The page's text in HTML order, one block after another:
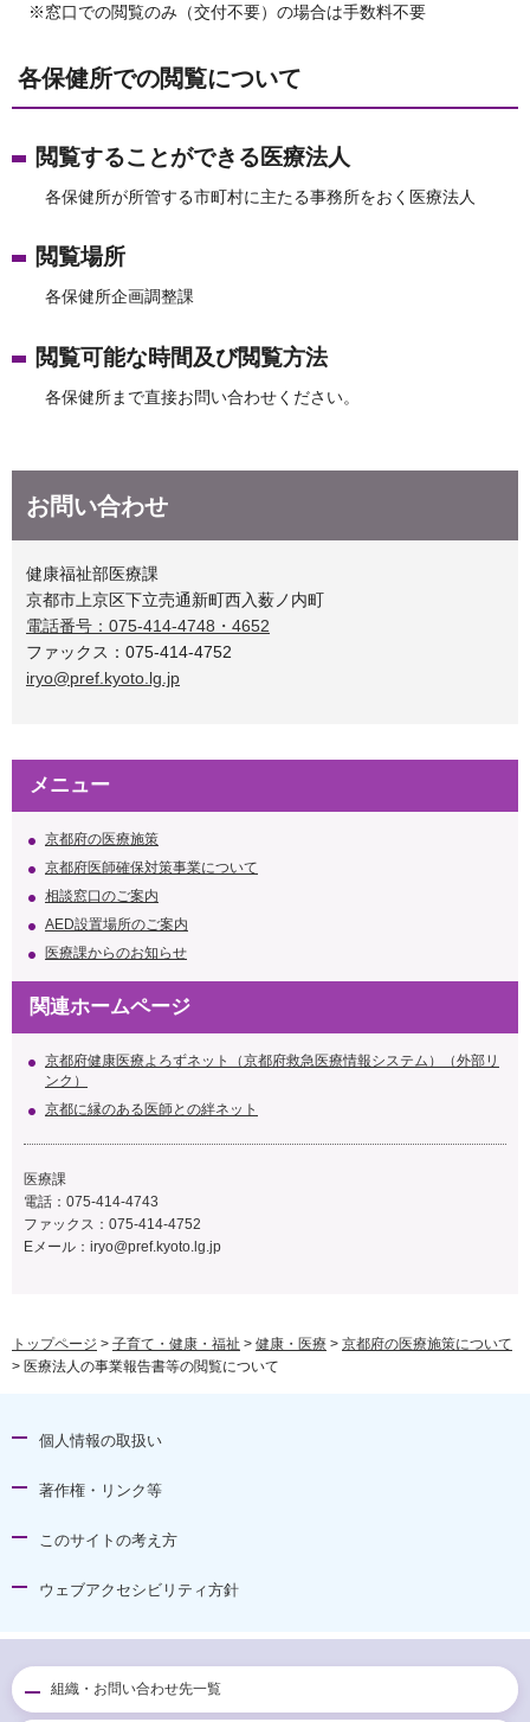
※窓口での閲覧のみ（交付不要）の場合は手数料不要
各保健所での閲覧について
閲覧することができる医療法人
各保健所が所管する市町村に主たる事務所をおく医療法人
閲覧場所
各保健所企画調整課
閲覧可能な時間及び閲覧方法
各保健所まで直接お問い合わせください。
お問い合わせ
健康福祉部医療課
京都市上京区下立売通新町西入薮ノ内町
電話番号：075-414-4748・4652
ファックス：075-414-4752
iryo@pref.kyoto.lg.jp
メニュー
京都府の医療施策
京都府医師確保対策事業について
相談窓口のご案内
AED設置場所のご案内
医療課からのお知らせ
関連ホームページ
京都府健康医療よろずネット（京都府救急医療情報システム）（外部リ
ンク）
京都に縁のある医師との絆ネット
医療課
電話：075-414-4743
ファックス：075-414-4752
Eメール： iryo@pref.kyoto.lg.jp
トップページ > 子育て・健康・福祉 > 健康・医療 > 京都府の医療施策について
> 医療法人の事業報告書等の閲覧について
個人情報の取扱い
著作権・リンク等
このサイトの考え方
ウェブアクセシビリティ方針
組織・お問い合わせ先一覧